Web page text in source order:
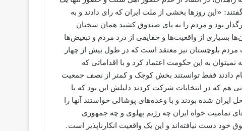
«این روزها بخشی از ملت ایران که رای دادند و به
بود و مردم را به پای صندوق کشید همان سخنان
بسیاری از واقعیت‌ها و حقایقی از درد مردم و تبعیض‌ها
بلوچستان نیز معتقد است که در طول بیش از چهار
به این حکومت اعتماد کرد و با اقداماتی که
دادند فقط توانستند بخش کوچک و کمتر از نصف جمعیت
هم که در انتخابات شرکت کردند دلیلش این بود که با
شده بودند و با وعده‌های پوشالی خواستند آنها را
تمامیت خواه ایران چه رژیم پهلوی و چه جمهوری
دست نیافته‌اند و این یک واقعیت انکارناپذیر است.